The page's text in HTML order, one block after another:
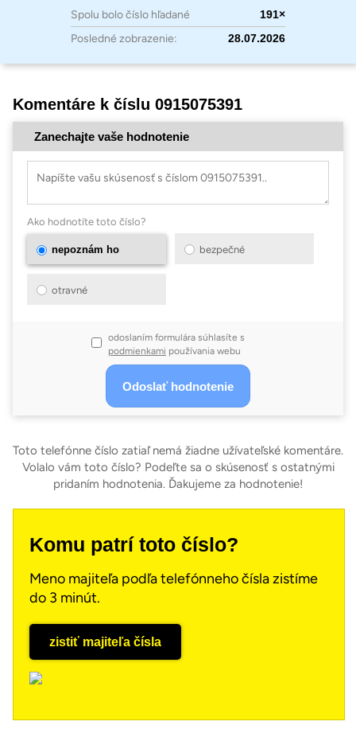
Spolu bolo číslo hľadané 191×
Posledné zobrazenie: 28.07.2026
Komentáre k číslu 0915075391
Zanechajte vaše hodnotenie
Ako hodnotíte toto číslo?
nepoznám ho bezpečné
otravné
odoslaním formulára súhlasíte s
podmienkami používania webu
Toto telefónne číslo zatiaľ nemá žiadne užívateľské komentáre.
Volalo vám toto číslo? Podeľte sa o skúsenosť s ostatnými
pridaním hodnotenia. Ďakujeme za hodnotenie!
Komu patrí toto číslo?
Meno majiteľa podľa telefónneho čísla zistíme
do 3 minút.
zistiť majiteľa čísla